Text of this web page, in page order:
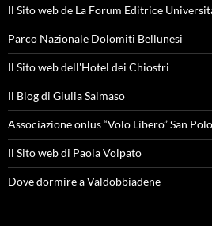
Il Sito web de La Forum Editrice
Parco Nazionale Dolomiti Bellunesi
Il Sito web dell'Hotel dei Chiostri
Il Blog di Giulia Salmaso
Associazione onlus “Volo Libero” San
Il Sito web di Paola Volpato
Dove dormire a Valdobbiadene